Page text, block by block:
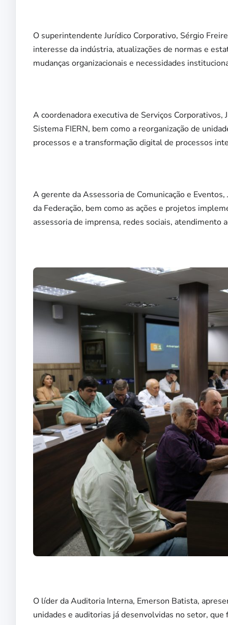
O superintendente Jurídico Corporativo, Sérgio
interesse da indústria, atualizações de normas e
mudanças organizacionais e necessidades
A coordenadora executiva de Serviços Corporativos,
Sistema FIERN, bem como a reorganização de
processos e a transformação digital de processos
A gerente da Assessoria de Comunicação e
da Federação, bem como as ações e projetos
assessoria de imprensa, redes sociais, atendimento
O líder da Auditoria Interna, Emerson Batista,
unidades e auditorias já desenvolvidas no setor,